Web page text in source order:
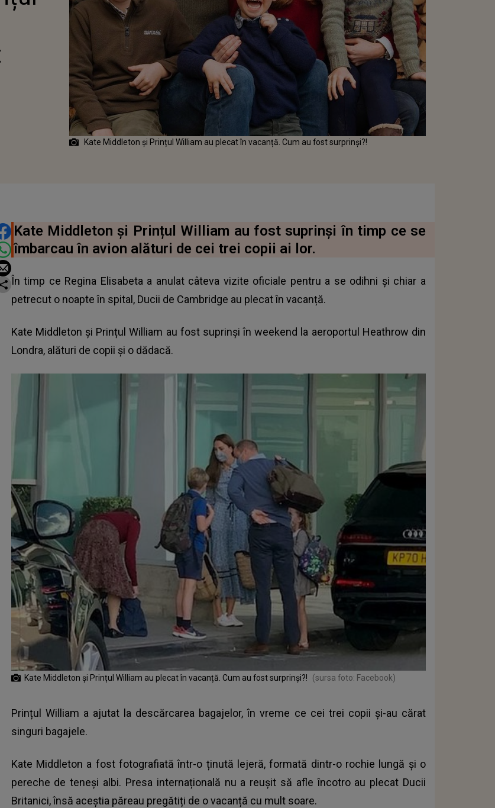
Kate Middleton și Prințul William au plecat în vacanță. Cum au fost surprinși?!
ARTICOLUL
Kate Middleton și Prințul William au fost suprinși în timp ce se
îmbarcau în avion alături de cei trei copii ai lor.
În timp ce Regina Elisabeta a anulat câteva vizite oficiale pentru a se odihni și chiar a
petrecut o noapte în spital, Ducii de Cambridge au plecat în vacanță.
Kate Middleton și Prințul William au fost suprinși în weekend la aeroportul Heathrow din
Londra, alături de copii și o dădacă.
Kate Middleton și Prințul William au plecat în vacanță. Cum au fost surprinși?! (sursa foto: Facebook)
Prințul William a ajutat la descărcarea bagajelor, în vreme ce cei trei copii și-au cărat
singuri bagajele.
Kate Middleton a fost fotografiată într-o ținută lejeră, formată dintr-o rochie lungă și o
pereche de teneși albi. Presa internațională nu a reușit să afle încotro au plecat Ducii
Britanici, însă aceștia păreau pregătiți de o vacanță cu mult soare.